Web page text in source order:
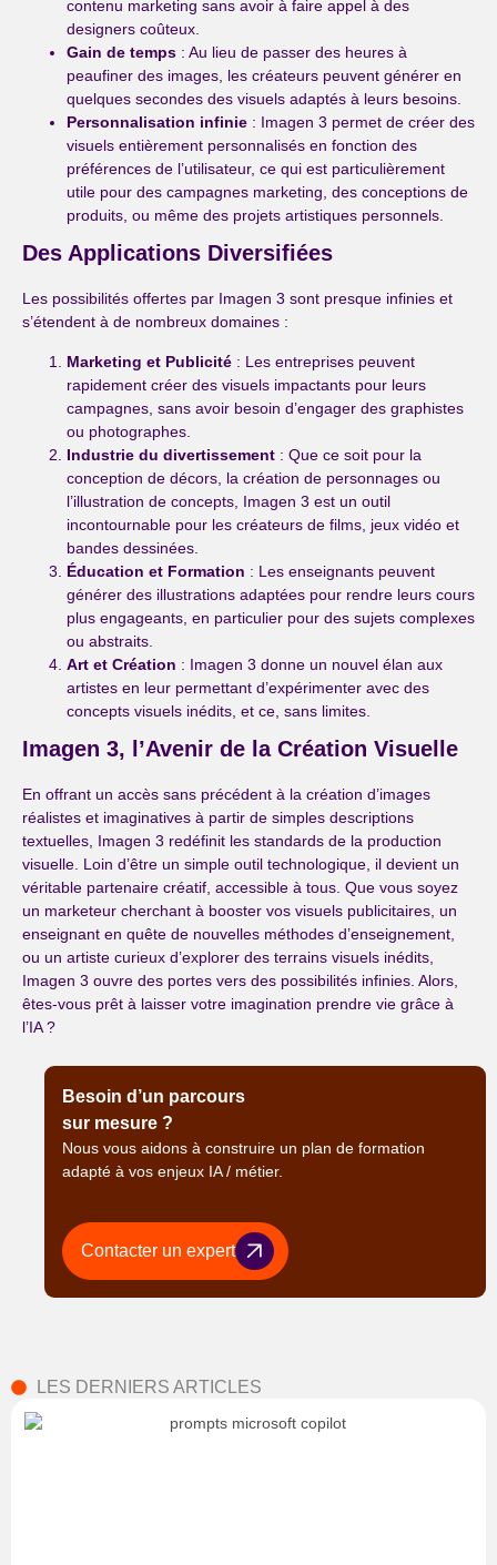
contenu marketing sans avoir à faire appel à des
designers coûteux.
Gain de temps : Au lieu de passer des heures à
peaufiner des images, les créateurs peuvent générer en
quelques secondes des visuels adaptés à leurs besoins.
Personnalisation infinie : Imagen 3 permet de créer des
visuels entièrement personnalisés en fonction des
préférences de l’utilisateur, ce qui est particulièrement
utile pour des campagnes marketing, des conceptions de
produits, ou même des projets artistiques personnels.
Des Applications Diversifiées
Les possibilités offertes par Imagen 3 sont presque infinies et
s’étendent à de nombreux domaines :
Marketing et Publicité : Les entreprises peuvent
rapidement créer des visuels impactants pour leurs
campagnes, sans avoir besoin d’engager des graphistes
ou photographes.
Industrie du divertissement : Que ce soit pour la
conception de décors, la création de personnages ou
l’illustration de concepts, Imagen 3 est un outil
incontournable pour les créateurs de films, jeux vidéo et
bandes dessinées.
Éducation et Formation : Les enseignants peuvent
générer des illustrations adaptées pour rendre leurs cours
plus engageants, en particulier pour des sujets complexes
ou abstraits.
Art et Création : Imagen 3 donne un nouvel élan aux
artistes en leur permettant d’expérimenter avec des
concepts visuels inédits, et ce, sans limites.
Imagen 3, l’Avenir de la Création Visuelle
En offrant un accès sans précédent à la création d’images
réalistes et imaginatives à partir de simples descriptions
textuelles, Imagen 3 redéfinit les standards de la production
visuelle. Loin d’être un simple outil technologique, il devient un
véritable partenaire créatif, accessible à tous. Que vous soyez
un marketeur cherchant à booster vos visuels publicitaires, un
enseignant en quête de nouvelles méthodes d’enseignement,
ou un artiste curieux d’explorer des terrains visuels inédits,
Imagen 3 ouvre des portes vers des possibilités infinies. Alors,
êtes-vous prêt à laisser votre imagination prendre vie grâce à
l’IA ?
Besoin d’un parcours
sur mesure ?
Nous vous aidons à construire un plan de formation
adapté à vos enjeux IA / métier.
Contacter un expert
LES DERNIERS ARTICLES